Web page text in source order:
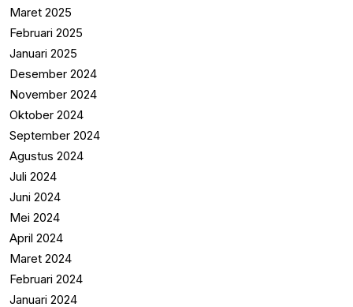
Maret 2025
Februari 2025
Januari 2025
Desember 2024
November 2024
Oktober 2024
September 2024
Agustus 2024
Juli 2024
Juni 2024
Mei 2024
April 2024
Maret 2024
Februari 2024
Januari 2024